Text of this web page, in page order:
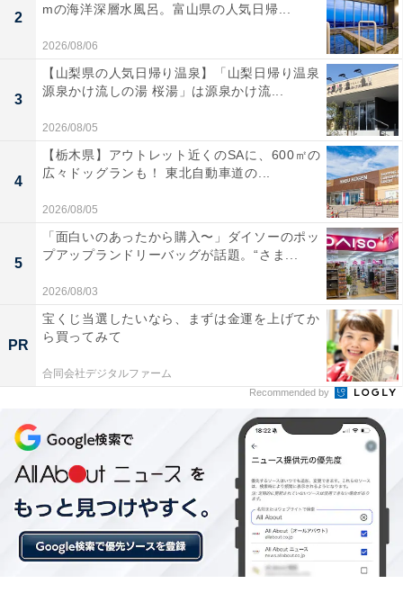
2
mの海洋深層水風呂。富山県の人気日帰...
2026/08/06
3
【山梨県の人気日帰り温泉】「山梨日帰り温泉
源泉かけ流しの湯 桜湯」は源泉かけ流...
2026/08/05
4
【栃木県】アウトレット近くのSAに、600㎡の
広々ドッグランも！ 東北自動車道の...
2026/08/05
5
「面白いのあったから購入〜」ダイソーのポッ
プアップランドリーバッグが話題。“さま...
2026/08/03
PR
宝くじ当選したいなら、まずは金運を上げてか
ら買ってみて
合同会社デジタルファーム
Recommended by